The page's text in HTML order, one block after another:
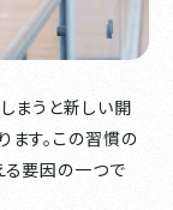
まうと新しい開
す。この習慣の
る要因の一つで